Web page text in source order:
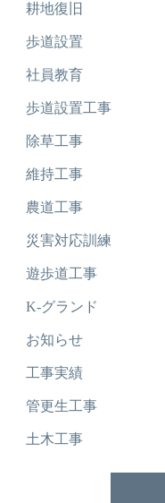
耕地復旧
歩道設置
社員教育
歩道設置工事
除草工事
維持工事
農道工事
災害対応訓練
遊歩道工事
K-グランド
お知らせ
工事実績
管更生工事
土木工事